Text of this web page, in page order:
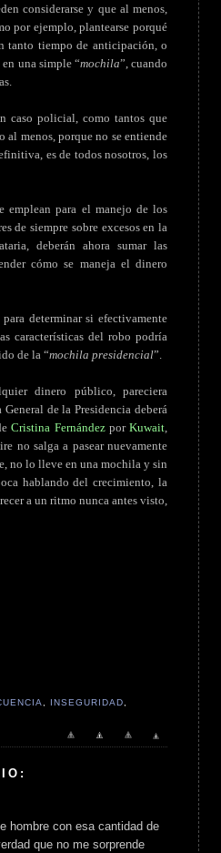
considerarse y que al menos,
por ejemplo, plantearse porqué
tanto tiempo de anticipación, o
una simple “mochila”, cuando
caso policial, como tantos que
al menos, porque no se entiende
es de todos nosotros, los
emplean para el manejo de los
de siempre sobre excesos en la
deberán ahora sumar las
cómo se maneja el dinero
determinar si efectivamente
características del robo podría
de la “mochila presidencial”.
dinero público, pareciera
de la Presidencia deberá
Cristina FernándezporKuwait,
no salga a pasear nuevamente
no lo lleve en una mochila y sin
hablando del crecimiento, la
a un ritmo nunca antes visto,
INSEGURIDAD
hombre con esa cantidad de
que no me sorprende